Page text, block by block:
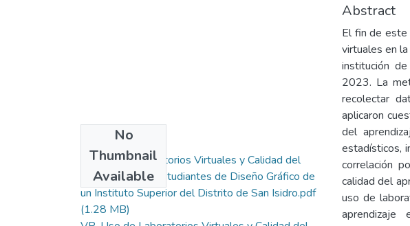
No
Thumbnail
Available
Uso de Laboratorios Virtuales y Calidad del
Aprendizaje en Estudiantes de Diseño Gráfico de
un Instituto Superior del Distrito de San Isidro.pdf
(1.28 MB)
Abstract
El fin de este
virtuales en
institución
2023. La
recolectar
aplicaron
del
estadísticos,
correlación
calidad del
uso de
aprendizaje